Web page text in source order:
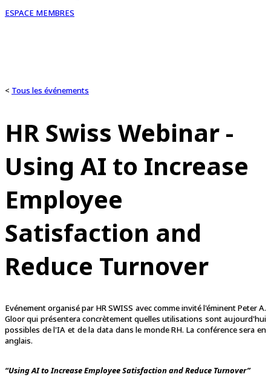
ESPACE MEMBRES
< Tous les événements
HR Swiss Webinar -
Using AI to Increase
Employee
Satisfaction and
Reduce Turnover
Evénement organisé par HR SWISS avec comme invité l'éminent Peter A.
Gloor qui présentera concrètement quelles utilisations sont aujourd'hui
possibles de l'IA et de la data dans le monde RH. La conférence sera en
anglais.
“Using AI to Increase Employee Satisfaction and Reduce Turnover”